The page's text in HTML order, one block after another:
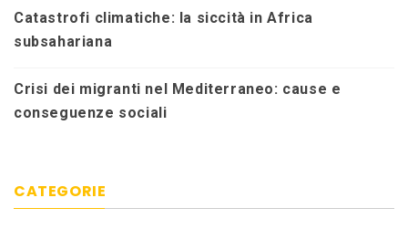
Catastrofi climatiche: la siccità in Africa
subsahariana
Crisi dei migranti nel Mediterraneo: cause e
conseguenze sociali
CATEGORIE